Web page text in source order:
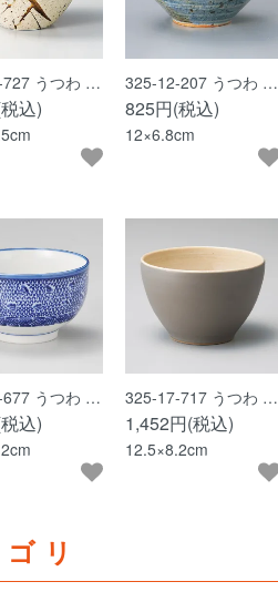
うつわ …
込)
325-12-207 うつわ …
825円(税込)
12×6.8cm
うつわ …
込)
325-17-717 うつわ …
1,452円(税込)
12.5×8.2cm
リ